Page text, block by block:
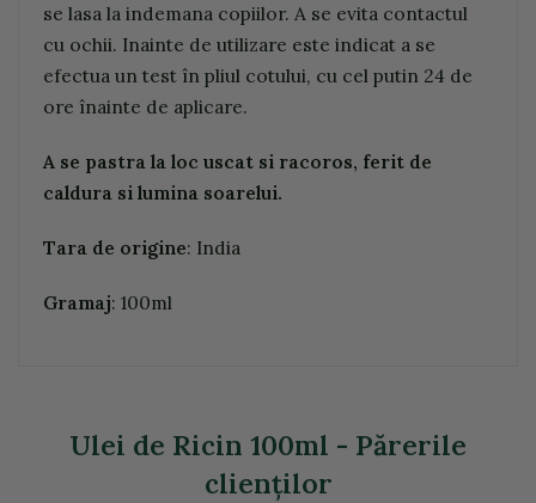
se lasa la indemana copiilor. A se evita contactul
cu ochii. Inainte de utilizare este indicat a se
efectua un test în pliul cotului, cu cel putin 24 de
ore înainte de aplicare.
A se pastra la loc uscat si racoros, ferit de
caldura si lumina soarelui.
Tara de origine: India
Gramaj: 100ml
Ulei de Ricin 100ml - Părerile
clienţilor